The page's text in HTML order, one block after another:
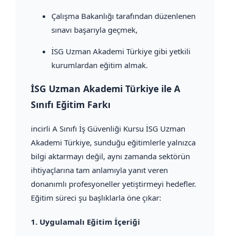
Çalışma Bakanlığı tarafından düzenlenen
sınavı başarıyla geçmek,
İSG Uzman Akademi Türkiye gibi yetkili
kurumlardan eğitim almak.
İSG Uzman Akademi Türkiye ile A
Sınıfı Eğitim Farkı
incirli A Sınıfı İş Güvenliği Kursu İSG Uzman
Akademi Türkiye, sunduğu eğitimlerle yalnızca
bilgi aktarmayı değil, aynı zamanda sektörün
ihtiyaçlarına tam anlamıyla yanıt veren
donanımlı profesyoneller yetiştirmeyi hedefler.
Eğitim süreci şu başlıklarla öne çıkar:
1. Uygulamalı Eğitim İçeriği